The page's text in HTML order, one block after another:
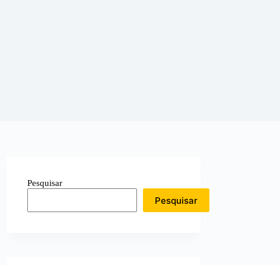
Pesquisar
Pesquisar